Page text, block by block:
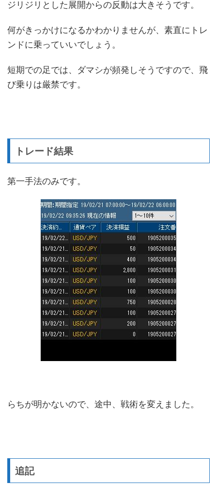
ジリジリとした展開からの反動は大きそうです。
何がきっかけになるかわかりませんが、素直にトレ
ンドに乗っていいでしょう。
短期での足では、ダマシが頻発しそうですので、飛
び乗りは厳禁です。
トレード結果
第一手法のみです。
らちが明かないので、途中、戦術を変えました。
追記